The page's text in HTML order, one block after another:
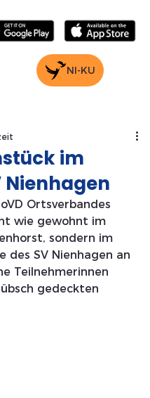
NI-KU
im
Nienhagen
Ortsverbandes
wie gewohnt im
sondern im
des SV Nienhagen an
Teilnehmerinnen
gedeckten